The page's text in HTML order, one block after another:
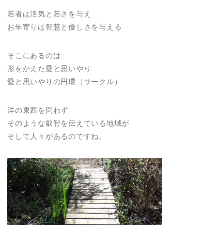
若者は活気と若さを与え
お年寄りは智慧と優しさを与える
そこにあるのは
形をかえた愛と思いやり
愛と思いやりの円環（サークル）
洋の東西を問わず
そのような叡智を伝えている地域が
そして人々があるのですね。